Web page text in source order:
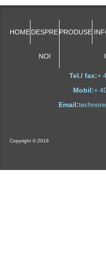
HOMEDESPRE
NOI
PRODUSE
Tel./ fax:+
Mobil:+
Email:
Copyright © 2016